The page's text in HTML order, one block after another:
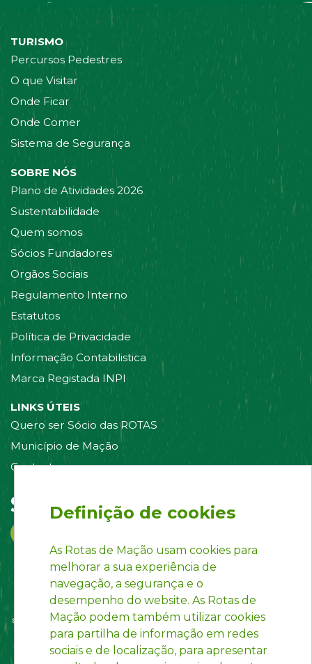
TURISMO
Percursos Pedestres
O que Visitar
Onde Ficar
Onde Comer
Sistema de Segurança
SOBRE NÓS
Plano de Atividades 2026
Sustentabilidade
Quem somos
Sócios Fundadores
Orgãos Sociais
Regulamento Interno
Estatutos
Política de Privacidade
Informação Contabilistica
Marca Registada INPI
LINKS ÚTEIS
Quero ser Sócio das ROTAS
Município de Mação
Contacte-nos
Siga-nos em:
Definição de cookies
As Rotas de Mação usam cookies para
melhorar a sua experiência de
navegação, a segurança e o
desempenho do website. As Rotas de
Mação podem também utilizar cookies
para partilha de informação em redes
sociais e de localização, para apresentar